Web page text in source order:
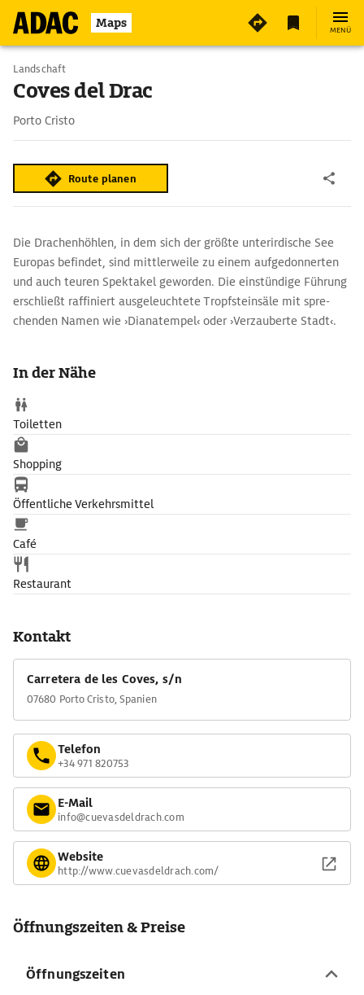
Maps MENÜ
Landschaft
Coves del Drac
Porto Cristo
Route planen
Die Drachenhöhlen, in dem sich der größte unterirdische See
Europas befindet, sind mittlerweile zu einem aufgedonnerten
und auch teuren Spektakel geworden. Die einstündige Führung
­erschließt raffiniert ausgeleuchtete Tropfsteinsäle mit spre­
chenden Namen wie ›Diana­tempel‹ oder ­›Verzauberte Stadt‹.
Barke über einen unter-
irdischen See gleiten.
In der Nähe
Toiletten
Shopping
Öffentliche Verkehrsmittel
Café
Restaurant
Kontakt
Carretera de les Coves, s/n
07680 Porto Cristo, Spanien
Telefon
+34 971 820753
E-Mail
info@cuevasdeldrach.com
Website
http://www.cuevasdeldrach.com/
Öffnungszeiten & Preise
Öffnungszeiten